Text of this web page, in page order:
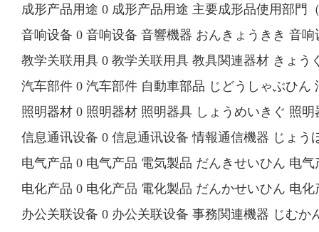
成形产品用途 0 成形产品用途 主要成形品使用部門
音响设备 0 音响设备 音響機器 おんきょうきき 音响
教学关联用具 0 教学关联用具 教具関連器材 きょ
汽车部件 0 汽车部件 自動車部品 じどうしゃぶひん
照明器材 0 照明器材 照明器具 しょうめいきぐ 照
信息通讯设备 0 信息通讯设备 情報通信機器 じょ
电气产品 0 电气产品 電気製品 だんきせいひん 电
电化产品 0 电化产品 電化製品 だんかせいひん 电
办公关联设备 0 办公关联设备 事務関連機器 じむ